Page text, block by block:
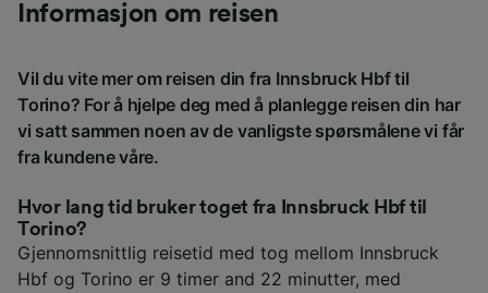
Informasjon om reisen
Vil du vite mer om reisen din fra Innsbruck Hbf til
Torino? For å hjelpe deg med å planlegge reisen din har
vi satt sammen noen av de vanligste spørsmålene vi får
fra kundene våre.
Hvor lang tid bruker toget fra Innsbruck Hbf til
Torino?
Gjennomsnittlig reisetid med tog mellom Innsbruck
Hbf og Torino er 9 timer and 22 minutter, med